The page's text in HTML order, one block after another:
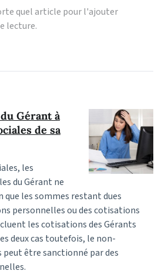
Gérant à
de sa
les
du Gérant ne
que les sommes restant dues
personnelles ou des cotisations
les cotisations des Gérants
deux cas toutefois, le non-
être sanctionné par des
quel article pour l'ajouter
lecture.